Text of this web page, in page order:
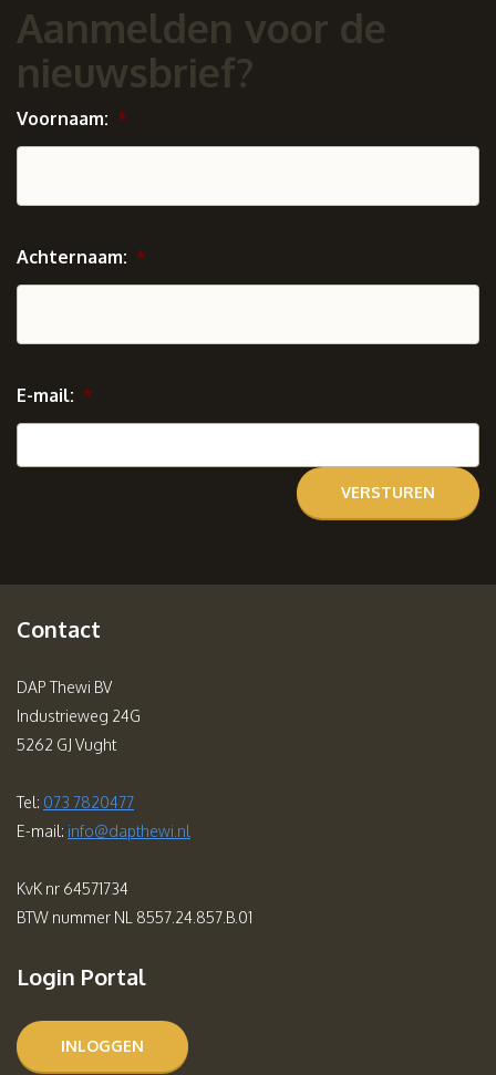
Aanmelden voor de
nieuwsbrief?
Voornaam: *
Achternaam: *
E-mail: *
Contact
DAP Thewi BV
Industrieweg 24G
5262 GJ Vught
Tel: 073 7820477
E-mail: info@dapthewi.nl
KvK nr 64571734
BTW nummer NL 8557.24.857.B.01
Login Portal
INLOGGEN